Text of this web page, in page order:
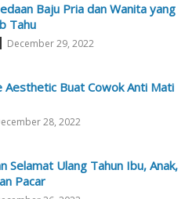
Baju Pria dan Wanita yang
Tahu
December 29, 2022
Aesthetic Buat Cowok Anti Mati
28, 2022
Selamat Ulang Tahun Ibu, Anak,
Pacar